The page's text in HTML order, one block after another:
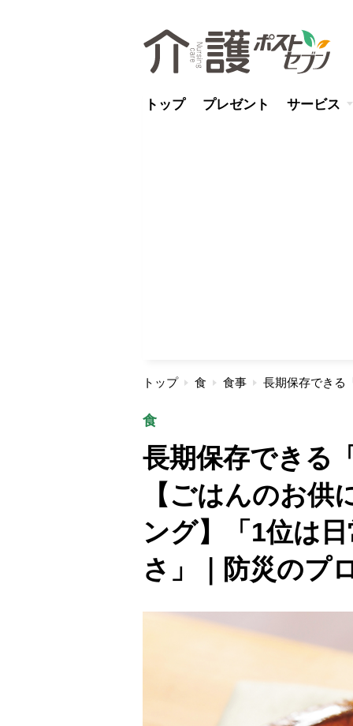
トップ プレゼント サービス
トップ 食 食事
食
長期保存できる
【ごはんのお
ング】「1位は
さ」｜防災のプ